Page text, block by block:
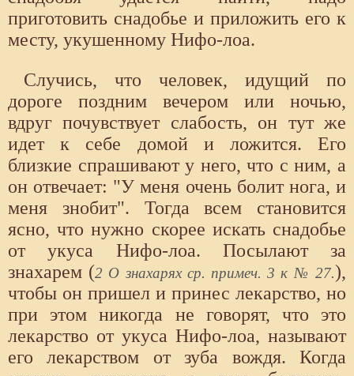
приготовить снадобье и приложить его к
месту, укушенному Нифо-лоа.
Случись, что человек, идущий по
дороге поздним вечером или ночью,
вдруг почувствует слабость, он тут же
идет к себе домой и ложится. Его
близкие спрашивают у него, что с ним, а
он отвечает: "У меня очень болит нога, и
меня знобит". Тогда всем становится
ясно, что нужно скорее искать снадобье
от укуса Нифо-лоа. Посылают за
знахарем (2 О знахарях ср. примеч. 3 к № 27.),
чтобы он пришел и принес лекарство, но
при этом никогда не говорят, что это
лекарство от укуса Нифо-лоа, называют
его лекарством от зуба вождя. Когда